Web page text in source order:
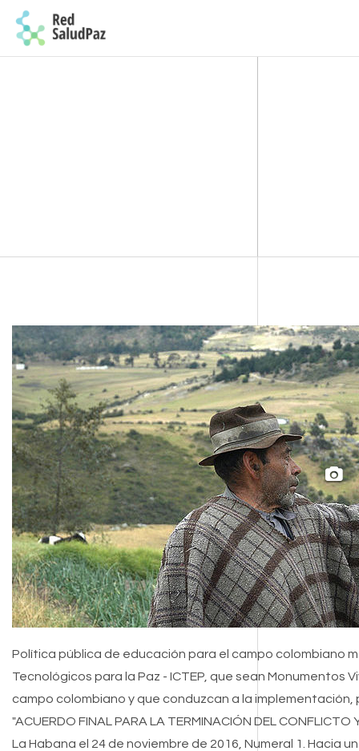
Política pública de educación para el campo colombiano
Tecnológicos para la Paz - ICTEP, que sean
campo colombiano y que conduzcan a la
"ACUERDO FINAL PARA LA TERMINACIÓN DEL
La Habana el 24 de noviembre de 2016, Numeral 1. Hacia